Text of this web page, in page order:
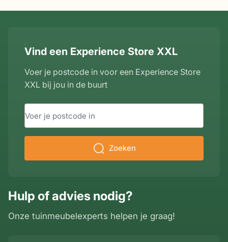
Hulp of advies nodig?
Onze tuinmeubelexperts helpen je graag!
Vind een Experience Store XXL
Voer je postcode in voor een Experience Store
XXL bij jou in de buurt
Zoeken